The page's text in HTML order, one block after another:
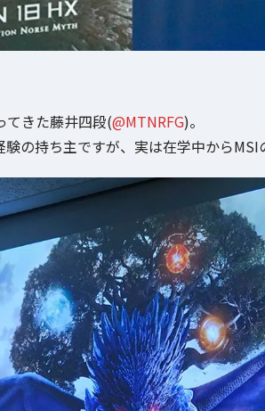
てきた藤井四段(@MTNRFG)。
の持ち主ですが、実は在学中からMSI